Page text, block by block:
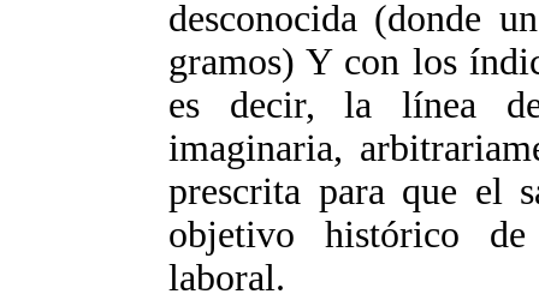
desconocida (donde
gramos) Y con los
es decir, la línea
imaginaria,
prescrita para que el
objetivo histórico
laboral.